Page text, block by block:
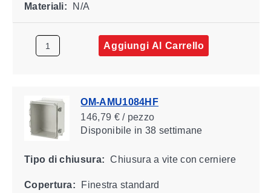
Materiali: N/A
Aggiungi Al Carrello
OM-AMU1084HF
146,79 € / pezzo
Disponibile in 38 settimane
Tipo di chiusura: Chiusura a vite con cerniere
Copertura: Finestra standard